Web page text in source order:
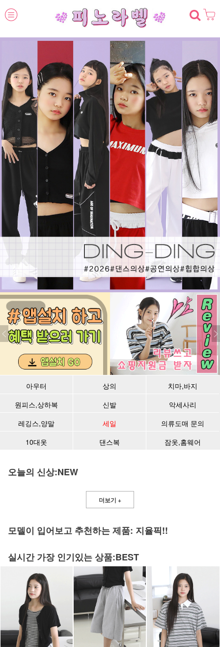
아우터 상의
치마,바지
원피스,상하복
신발
악세사리
레깅스,양말
세일
의류도매 문의
10대옷
댄스복 잠옷,홈웨어
오늘의 신상:NEW
더보기 +
모델이 입어보고 추천하는 제품: 지율픽!!
실시간 가장 인기있는 상품:BEST